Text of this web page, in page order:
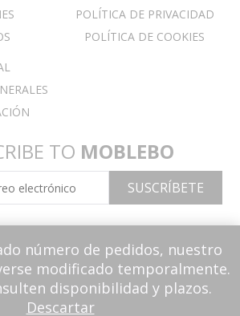
POLÍTICA DE PRIVACIDAD
POLÍTICA DE COOKIES
TO MOBLEBO
número de pedidos, nuestro
modificado temporalmente.
disponibilidad y plazos.
Descartar